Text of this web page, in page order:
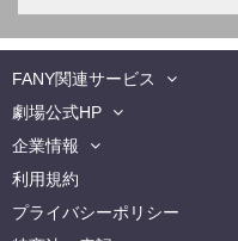
FANY関連サービス
劇場公式HP
企業情報
利用規約
プライバシーポリシー